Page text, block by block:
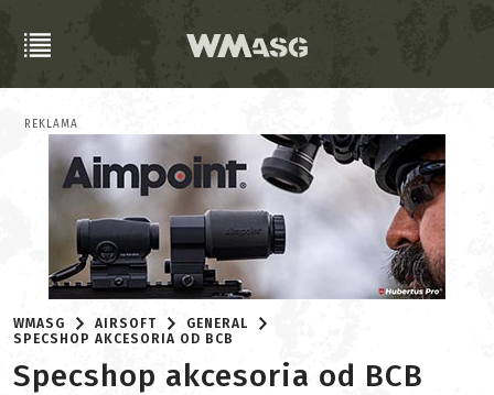
REKLAMA
WMASG AIRSOFT
GENERAL
SPECSHOP AKCESORIA OD BCB
Specshop akcesoria od BCB